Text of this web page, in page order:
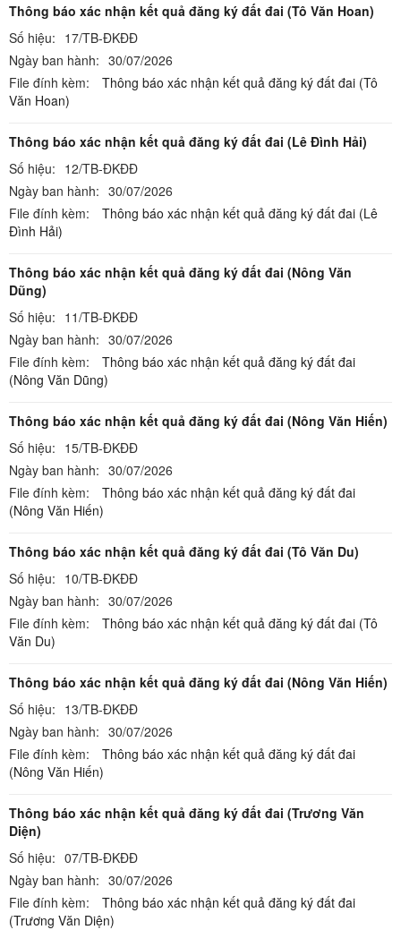
Thông báo xác nhận kết quả đăng ký đất đai (Tô Văn Hoan)
Số hiệu: 17/TB-ĐKĐĐ
Ngày ban hành: 30/07/2026
File đính kèm:
Thông báo xác nhận kết quả đăng ký đất đai (Tô
Văn Hoan)
Thông báo xác nhận kết quả đăng ký đất đai (Lê Đình Hải)
Số hiệu: 12/TB-ĐKĐĐ
Ngày ban hành: 30/07/2026
File đính kèm:
Thông báo xác nhận kết quả đăng ký đất đai (Lê
Đình Hải)
Thông báo xác nhận kết quả đăng ký đất đai (Nông Văn
Dũng)
Số hiệu: 11/TB-ĐKĐĐ
Ngày ban hành: 30/07/2026
File đính kèm:
Thông báo xác nhận kết quả đăng ký đất đai
(Nông Văn Dũng)
Thông báo xác nhận kết quả đăng ký đất đai (Nông Văn Hiến)
Số hiệu: 15/TB-ĐKĐĐ
Ngày ban hành: 30/07/2026
File đính kèm:
Thông báo xác nhận kết quả đăng ký đất đai
(Nông Văn Hiến)
Thông báo xác nhận kết quả đăng ký đất đai (Tô Văn Du)
Số hiệu: 10/TB-ĐKĐĐ
Ngày ban hành: 30/07/2026
File đính kèm:
Thông báo xác nhận kết quả đăng ký đất đai (Tô
Văn Du)
Thông báo xác nhận kết quả đăng ký đất đai (Nông Văn Hiến)
Số hiệu: 13/TB-ĐKĐĐ
Ngày ban hành: 30/07/2026
File đính kèm:
Thông báo xác nhận kết quả đăng ký đất đai
(Nông Văn Hiến)
Thông báo xác nhận kết quả đăng ký đất đai (Trương Văn
Diện)
Số hiệu: 07/TB-ĐKĐĐ
Ngày ban hành: 30/07/2026
File đính kèm:
Thông báo xác nhận kết quả đăng ký đất đai
(Trương Văn Diện)